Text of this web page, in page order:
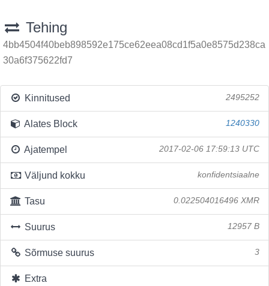
Tehing
4bb4504f40beb898592e175ce62eea08cd1f5a0e8575d238ca
30a6f375622fd7
Kinnitused 2495252
Alates Block 1240330
Ajatempel 2017-02-06 17:59:13 UTC
Väljund kokku konfidentsiaalne
Tasu 0.022504016496 XMR
Suurus 12957 B
Sõrmuse suurus 3
Extra